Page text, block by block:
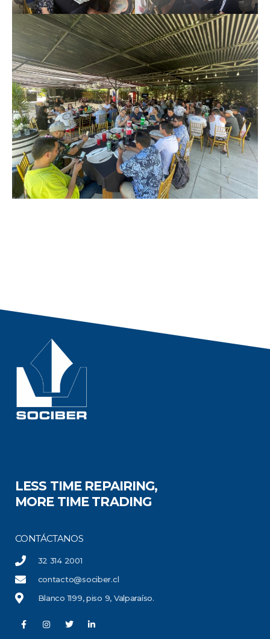
LESS TIME REPAIRING,
MORE TIME TRADING
CONTÁCTANOS
32 314 2001
contacto@sociber.cl
Blanco 1199, piso 9, Valparaíso.